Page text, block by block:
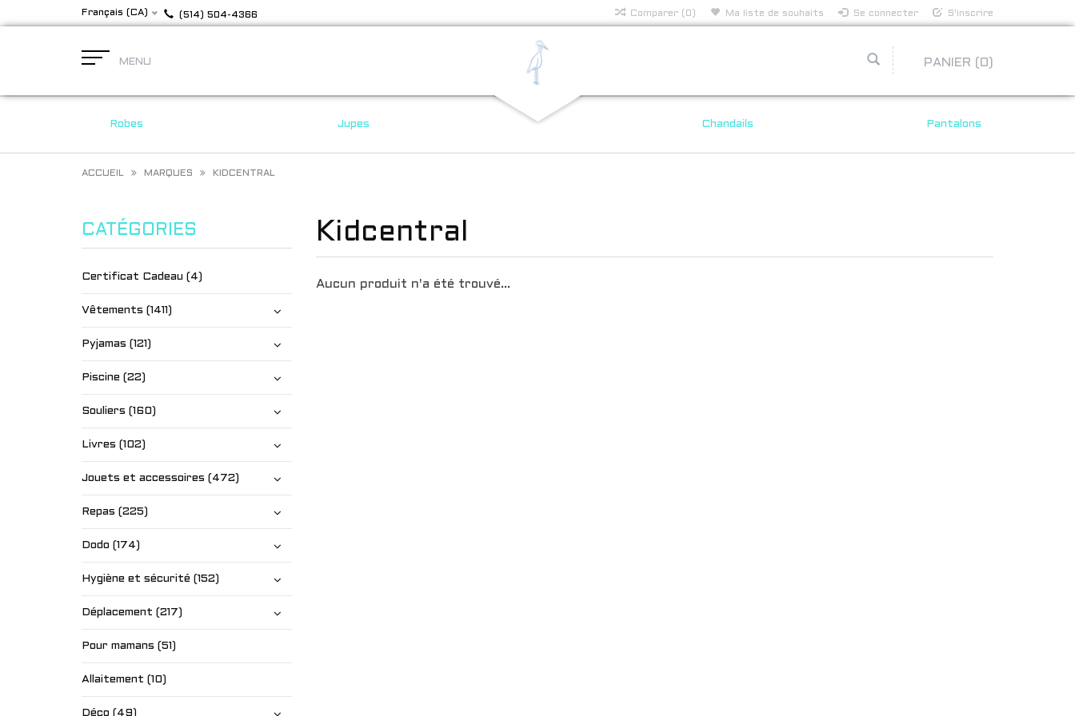
Français (CA) (514) 504-4366 Comparer (0) Ma liste de souhaits Se connecter S'inscrire
MENU PANIER (0)
Robes Jupes Chandails Pantalons
ACCUEIL MARQUES KIDCENTRAL
CATÉGORIES
Certificat Cadeau (4)
Vêtements (1411)
Pyjamas (121)
Piscine (22)
Souliers (160)
Livres (102)
Jouets et accessoires (472)
Repas (225)
Dodo (174)
Hygiène et sécurité (152)
Déplacement (217)
Pour mamans (51)
Allaitement (10)
Déco (49)
Kidcentral
Aucun produit n'a été trouvé...